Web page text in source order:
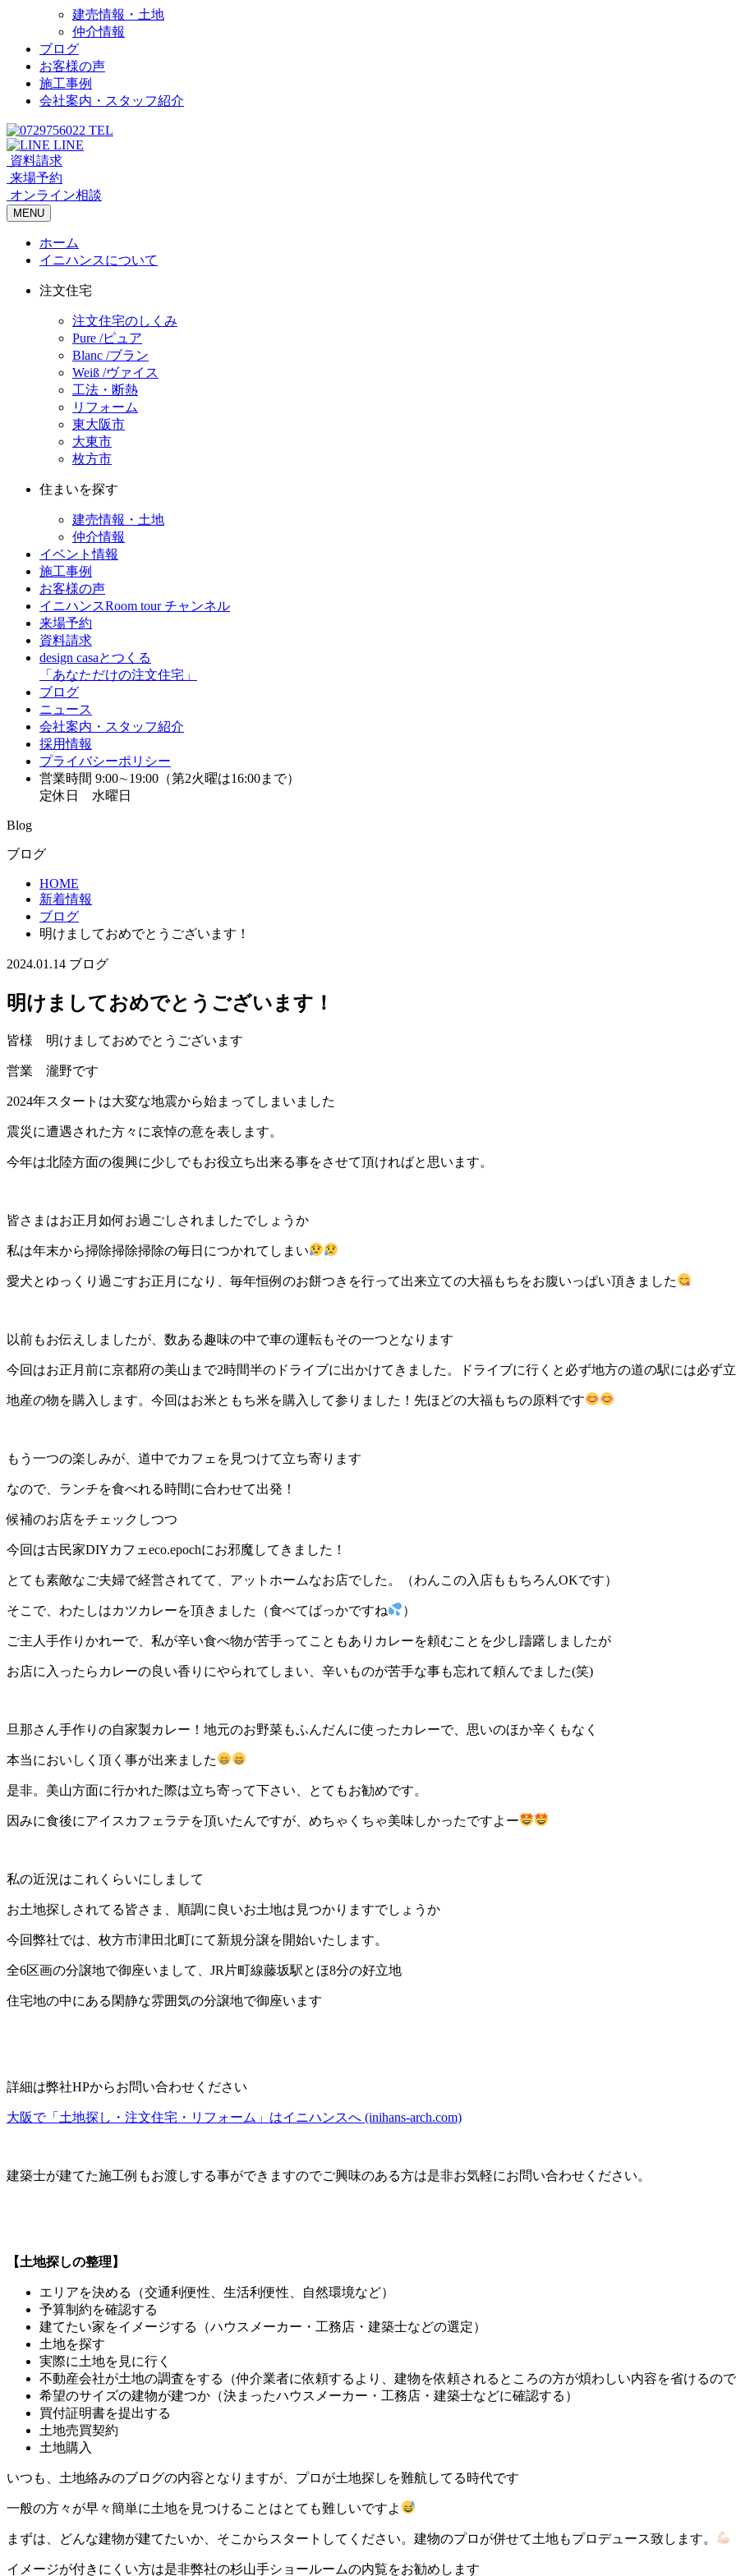
建売情報・土地
仲介情報
ブログ
お客様の声
施工事例
会社案内・スタッフ紹介
TEL
LINE
資料請求
来場予約
オンライン相談
MENU
ホーム
イニハンスについて
注文住宅
注文住宅のしくみ
Pure /ピュア
Blanc /ブラン
Weiß /ヴァイス
工法・断熱
リフォーム
東大阪市
大東市
枚方市
住まいを探す
建売情報・土地
仲介情報
イベント情報
施工事例
お客様の声
イニハンスRoom tour チャンネル
来場予約
資料請求
design casaとつくる
「あなただけの注文住宅」
ブログ
ニュース
会社案内・スタッフ紹介
採用情報
プライバシーポリシー
営業時間 9:00∼19:00（第2火曜は16:00まで）
定休日 水曜日
Blog
ブログ
HOME
新着情報
ブログ
明けましておめでとうございます！
2024.01.14 ブログ
明けましておめでとうございます！
皆様 明けましておめでとうございます
営業 瀧野です
2024年スタートは大変な地震から始まってしまいました
震災に遭遇された方々に哀悼の意を表します。
今年は北陸方面の復興に少しでもお役立ち出来る事をさせて頂ければと思います。
皆さまはお正月如何お過ごしされましたでしょうか
私は年末から掃除掃除掃除の毎日につかれてしまい
愛犬とゆっくり過ごすお正月になり、毎年恒例のお餅つきを行って出来立ての大福もちをお腹いっぱい頂きました
以前もお伝えしましたが、数ある趣味の中で車の運転もその一つとなります
今回はお正月前に京都府の美山まで2時間半のドライブに出かけてきました。ドライブに行くと必ず地方の道の駅には必ず
地産の物を購入します。今回はお米ともち米を購入して参りました！先ほどの大福もちの原料です
もう一つの楽しみが、道中でカフェを見つけて立ち寄ります
なので、ランチを食べれる時間に合わせて出発！
候補のお店をチェックしつつ
今回は古民家DIYカフェeco.epochにお邪魔してきました！
とても素敵なご夫婦で経営されてて、アットホームなお店でした。（わんこの入店ももちろんOKです）
そこで、わたしはカツカレーを頂きました（食べてばっかですね ）
ご主人手作りかれーで、私が辛い食べ物が苦手ってこともありカレーを頼むことを少し躊躇しましたが
お店に入ったらカレーの良い香りにやられてしまい、辛いものが苦手な事も忘れて頼んでました(笑)
旦那さん手作りの自家製カレー！地元のお野菜もふんだんに使ったカレーで、思いのほか辛くもなく
本当においしく頂く事が出来ました
是非。美山方面に行かれた際は立ち寄って下さい、とてもお勧めです。
因みに食後にアイスカフェラテを頂いたんですが、めちゃくちゃ美味しかったですよー
私の近況はこれくらいにしまして
お土地探しされてる皆さま、順調に良いお土地は見つかりますでしょうか
今回弊社では、枚方市津田北町にて新規分譲を開始いたします。
全6区画の分譲地で御座いまして、JR片町線藤坂駅とほ8分の好立地
住宅地の中にある閑静な雰囲気の分譲地で御座います
詳細は弊社HPからお問い合わせください
大阪で「土地探し・注文住宅・リフォーム」はイニハンスへ (inihans-arch.com)
建築士が建てた施工例もお渡しする事ができますのでご興味のある方は是非お気軽にお問い合わせください。
【土地探しの整理】
エリアを決める（交通利便性、生活利便性、自然環境など）
予算制約を確認する
建てたい家をイメージする（ハウスメーカー・工務店・建築士などの選定）
土地を探す
実際に土地を見に行く
不動産会社が土地の調査をする（仲介業者に依頼するより、建物を依頼されるところの方が煩わしい内容を省けるので
希望のサイズの建物が建つか（決まったハウスメーカー・工務店・建築士などに確認する）
買付証明書を提出する
土地売買契約
土地購入
いつも、土地絡みのブログの内容となりますが、プロが土地探しを難航してる時代です
一般の方々が早々簡単に土地を見つけることはとても難しいですよ
まずは、どんな建物が建てたいか、そこからスタートしてください。建物のプロが併せて土地もプロデュース致します。
イメージが付きにくい方は是非弊社の杉山手ショールームの内覧をお勧めします